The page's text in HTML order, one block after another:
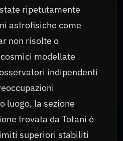
ripetutamente
astrofisiche come
non risolte o
modellate
indipendenti
luogo, la sezione
trovata da Totani è
superiori stabiliti